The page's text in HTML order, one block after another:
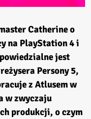
Catherine o
na PlayStation 4 i
jest
Persony 5,
z Atlusem w
w zwyczaju
produkcji, o czym